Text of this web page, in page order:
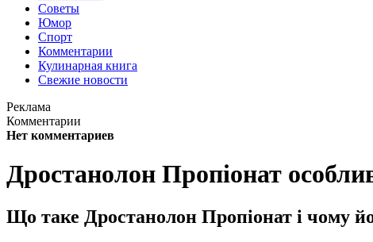
Советы
Юмор
Спорт
Комментарии
Кулинарная книга
Свежие новости
Реклама
Комментарии
Нет комментариев
Дростанолон Пропіонат
Що таке Дростанолон Пропіонат і чому